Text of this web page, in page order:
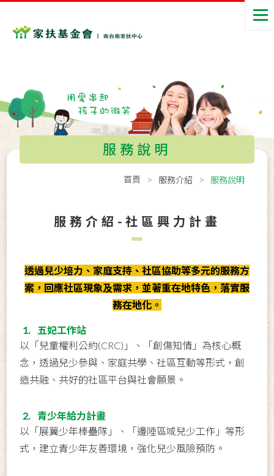
服務說明
首頁 服務介紹 服務說明
服務介紹-社區興力計畫
透過兒少培力、家庭支持、社區協助等多元的服務方
案，回應社區現象及需求，並著重在地特色，落實服
務在地化。
1. 五妃工作站
以「兒童權利公約(CRC)」、「創傷知情」為核心概
念，透過兒少參與、家庭共學、社區互動等形式，創
造共融、共好的社區平台與社會願景。
2. 青少年給力計畫
以「展翼少年棒壘隊」、「邊陲區域兒少工作」等形
式，建立青少年友善環境，強化兒少風險預防。